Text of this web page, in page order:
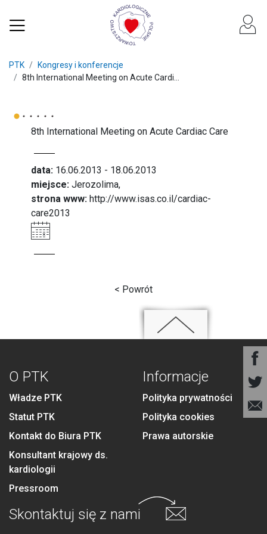
PTK
Kongresy i konferencje
8th International Meeting on Acute Cardi...
8th International Meeting on Acute Cardiac Care
data: 16.06.2013 - 18.06.2013
miejsce: Jerozolima,
strona www: http://www.isas.co.il/cardiac-
care2013
< Powrót
O PTK
Władze PTK
Statut PTK
Kontakt do Biura PTK
Konsultant krajowy ds.
kardiologii
Pressroom
Informacje
Polityka prywatności
Polityka cookies
Prawa autorskie
Skontaktuj się z nami